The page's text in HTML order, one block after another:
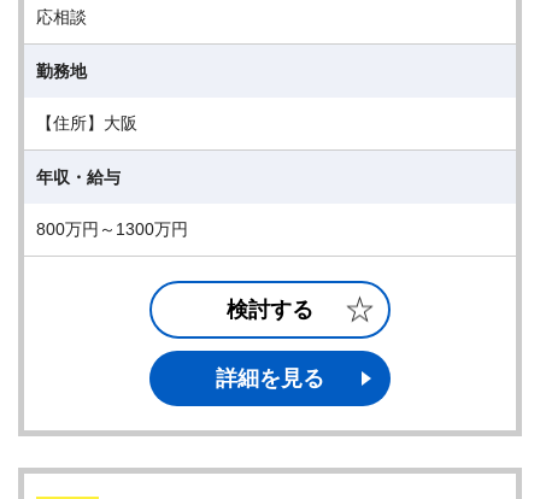
応相談
勤務地
【住所】大阪
年収・給与
800万円～1300万円
検討する
詳細を見る